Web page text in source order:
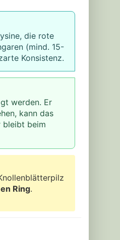
die rote
(mind. 15-
Konsistenz.
werden. Er
kann das
bleibt beim
Ring.